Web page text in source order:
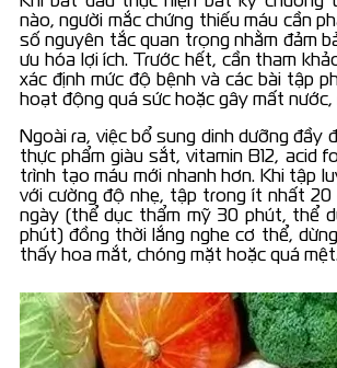
nào, người mắc chứng thiếu máu cần
số nguyên tắc quan trọng nhằm đảm
ưu hóa lợi ích. Trước hết, cần tham
xác định mức độ bệnh và các bài tập
hoạt động quá sức hoặc gây mất nước,
Ngoài ra, việc bổ sung dinh dưỡng đầy
thực phẩm giàu sắt, vitamin B12, acid
trình tạo máu mới nhanh hơn. Khi tập
với cường độ nhẹ, tập trong ít nhất 20
ngày (thể dục thẩm mỹ 30 phút, thể
phút) đồng thời lắng nghe cơ thể,
thấy hoa mắt, chóng mặt hoặc quá mệt.